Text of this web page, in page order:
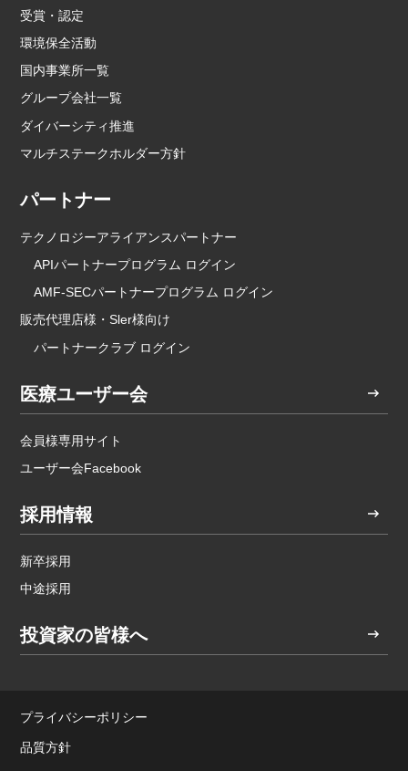
受賞・認定
環境保全活動
国内事業所一覧
グループ会社一覧
ダイバーシティ推進
マルチステークホルダー方針
パートナー
テクノロジーアライアンスパートナー
APIパートナープログラム ログイン
AMF-SECパートナープログラム ログイン
販売代理店様・Sler様向け
パートナークラブ ログイン
医療ユーザー会
会員様専用サイト
ユーザー会Facebook
採用情報
新卒採用
中途採用
投資家の皆様へ
プライバシーポリシー
品質方針